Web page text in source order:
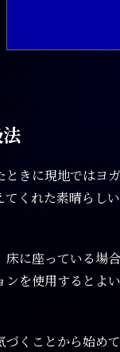
きに現地ではヨ
くれた素晴らし
に座っている場
ンを使用するとよ
づくことから始め